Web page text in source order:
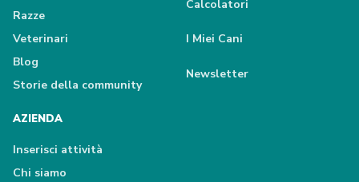
Razze
Veterinari
Blog
Storie della community
Calcolatori
I Miei Cani
Newsletter
AZIENDA
Inserisci attività
Chi siamo